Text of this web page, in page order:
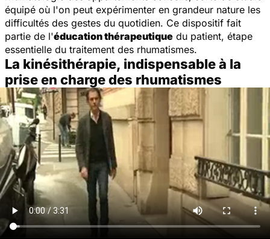
équipé où l'on peut expérimenter en grandeur nature les
difficultés des gestes du quotidien. Ce dispositif fait
partie de l'éducation thérapeutique du patient, étape
essentielle du traitement des rhumatismes.
La kinésithérapie, indispensable à la
prise en charge des rhumatismes